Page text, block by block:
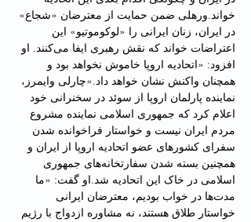
خواند.ورهلی ضمن حمایت از معترضان «شجاع»
در ایران، زنان ایرانی را «لوکوموتیو» این
اعتراضات خواند که نقش رهبری ایفا می‌کنند. او
افزود: «اتحادیه اروپا خاموش نخواهد بود و
همچنان واکنش نشان خواهد داد.»چارلی وایمرز،
نماینده پارلمان اروپا از سوئد در سخنرانی خود
اعلام کرد که جمهوری اسلامی نماینده مشروع
مردم ایران نیست و خواستار فراخوانده شدن
سفرای کشورهای عضو اتحادیه اروپا از ایران و
همچنین بسته شدن سفارتخانه‌های جمهوری
اسلامی در خاک این اتحادیه شد.او گفت: «ما
مدت‌ها در خواب بودیم، معترضان ایرانی
خواستار طلاق هستند، نه مشاوره ازدواج با رژیم